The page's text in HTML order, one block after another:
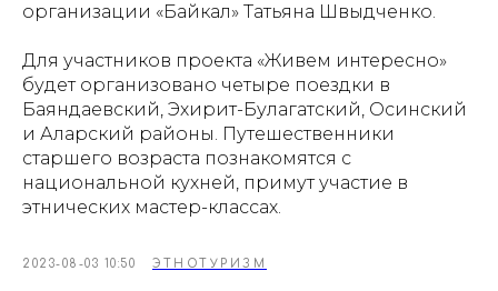
организации «Байкал» Татьяна Швыдченко.
Для участников проекта «Живем интересно»
будет организовано четыре поездки в
Баяндаевский, Эхирит-Булагатский, Осинский
и Аларский районы. Путешественники
старшего возраста познакомятся с
национальной кухней, примут участие в
этнических мастер-классах.
2023-08-03 10:50 ЭТНОТУРИЗМ